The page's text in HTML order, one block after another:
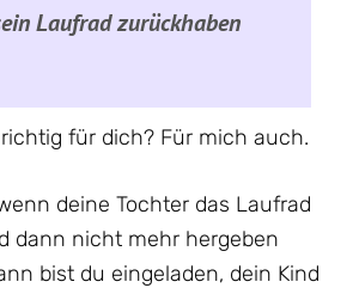
Laufrad zurückhaben
für dich? Für mich auch.
deine Tochter das Laufrad
dann nicht mehr hergeben
bist du eingeladen, dein Kind